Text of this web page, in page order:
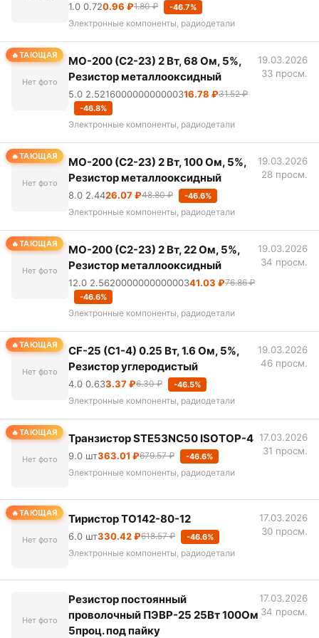
1.0 0.720.96 ₽1.80 ₽ -46.7%
Электронные компоненты, радиодетали
ТАЮЩАЯ
Нет фото
MO-200 (С2-23) 2 Вт, 68 Ом, 5%,
Резистор металлооксидный
5.0 2.521600000000000316.78 ₽31.52 ₽
-46.8%
Электронные компоненты, радиодетали
19.03.2026
33 просм.
ТАЮЩАЯ
Нет фото
MO-200 (С2-23) 2 Вт, 100 Ом, 5%,
Резистор металлооксидный
8.0 2.4426.07 ₽48.80 ₽ -46.6%
Электронные компоненты, радиодетали
19.03.2026
28 просм.
ТАЮЩАЯ
Нет фото
MO-200 (С2-23) 2 Вт, 22 Ом, 5%,
Резистор металлооксидный
12.0 2.562000000000000341.03 ₽76.86 ₽
-46.6%
Электронные компоненты, радиодетали
19.03.2026
34 просм.
ТАЮЩАЯ
Нет фото
CF-25 (С1-4) 0.25 Вт, 1.6 Ом, 5%,
Резистор углеродистый
4.0 0.633.37 ₽6.30 ₽ -46.5%
Электронные компоненты, радиодетали
19.03.2026
46 просм.
ТАЮЩАЯ
Нет фото
Транзистор STE53NC50 ISOTOP-4
9.0 шт363.01 ₽679.57 ₽ -46.6%
Электронные компоненты, радиодетали
17.03.2026
31 просм.
ТАЮЩАЯ
Нет фото
Тиристор ТО142-80-12
6.0 шт330.42 ₽618.57 ₽ -46.6%
Электронные компоненты, радиодетали
17.03.2026
30 просм.
Нет фото
Резистор постоянный
проволочный ПЭВР-25 25Вт 100Ом
5проц. под пайку
17.03.2026
34 просм.